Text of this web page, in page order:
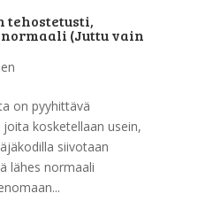
tehostetusti,
(Juttu vain
on pyyhittävä
kosketellaan usein,
siivotaan
lähes normaali